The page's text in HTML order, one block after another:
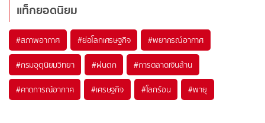
แท็กยอดนิยม
#สภาพอากาศ #ย่อโลกเศรษฐกิจ #พยากรณ์อากาศ
#กรมอุตุนิยมวิทยา #ฝนตก #การตลาดเงินล้าน
#คาดการณ์อากาศ #เศรษฐกิจ #โลกร้อน #พายุ